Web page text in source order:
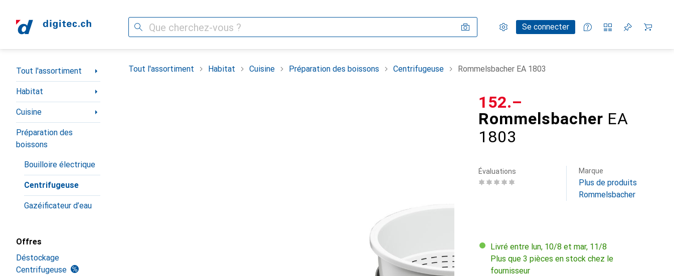
Recherche Paramètres
Compte clientSe connecter
Listes de comparaison
Listes d'envies
Panier
Navigation par catégorie
Tout l'assortiment
Habitat
Cuisine
Préparation des
boissons
Bouilloire électrique
Centrifugeuse
Gazéificateur d’eau
Offres
Déstockage
Centrifugeuse
Tout l'assortiment Habitat Cuisine Préparation des boissons Centrifugeuse Rommelsbacher EA 1803
Rommelsbacher EA
1803
CHF
152.–
Évaluations Marque
Plus de produits
Rommelsbacher
Livré entre lun, 10/8 et mar, 11/8
Plus que 3 pièces en stock chez le
fournisseur